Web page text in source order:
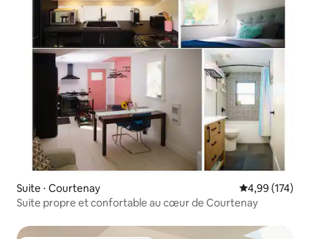
Suite ⋅ Courtenay Évaluation
4,99 (174)
Suite propre et confortable au cœur de Courtenay